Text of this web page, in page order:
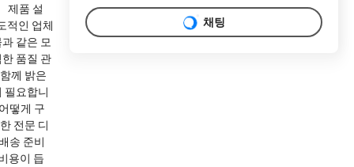
제품 설
적인 업체
같은 모
품질 관
께 밝은
필요합니
떻게 구
전문 디
송 준비
용이 듭
채팅